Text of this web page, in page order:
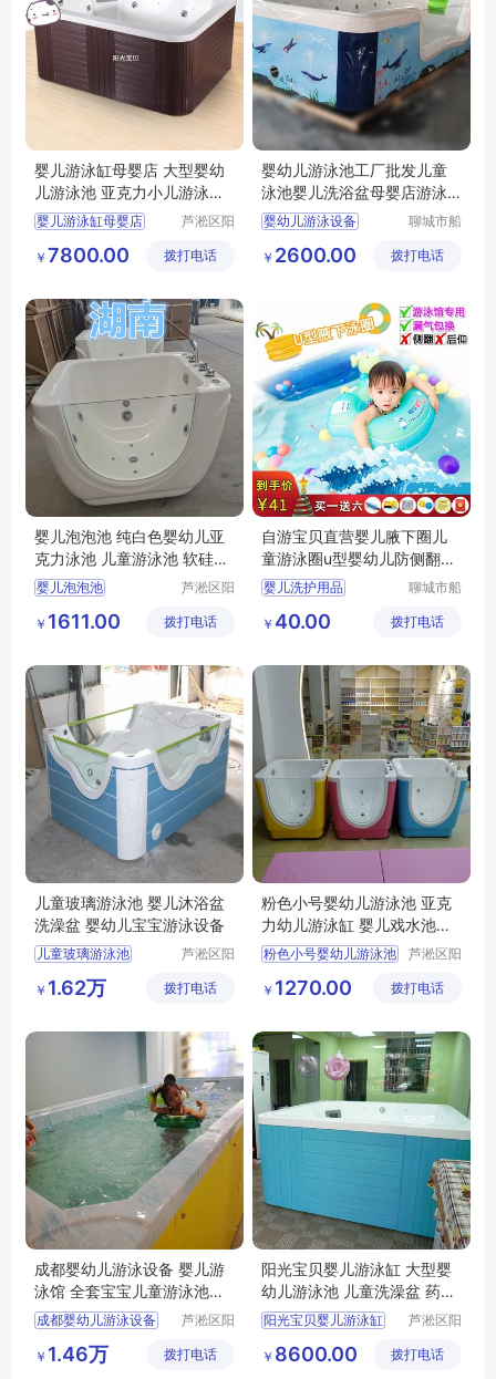
婴儿游泳缸母婴店 大型婴幼
儿游泳池 亚克力小儿游泳浴
缸
婴儿游泳缸母婴店
亚克力小儿游泳浴缸
芦淞区阳
童游泳馆
￥ 7800.00 拨打电话
婴幼儿游泳池工厂批发儿童
泳池婴儿洗浴盆母婴店游泳
设备
婴幼儿游泳设备
儿童游泳池
聊城市船
乐设备有
￥ 2600.00 拨打电话
婴儿泡泡池 纯白色婴幼儿亚
克力泳池 儿童游泳池 软硅胶
澡盆
婴儿泡泡池
儿童游泳池
芦淞区阳
童游泳馆
￥ 1611.00 拨打电话
自游宝贝直营婴儿腋下圈儿
童游泳圈u型婴幼儿防侧翻双
气囊安全圈
婴儿洗护用品
母婴店洗护用品
聊城市船
乐设备有
￥ 40.00 拨打电话
儿童玻璃游泳池 婴儿沐浴盆
洗澡盆 婴幼儿宝宝游泳设备
儿童玻璃游泳池
婴幼儿宝宝游泳设备
芦淞区阳
童游泳馆
￥ 1.62万 拨打电话
粉色小号婴幼儿游泳池 亚克
力幼儿游泳缸 婴儿戏水池商
用
粉色小号婴幼儿游泳池
婴儿戏水池商用
芦淞区阳
童游泳馆
￥ 1270.00 拨打电话
成都婴幼儿游泳设备 婴儿游
泳馆 全套宝宝儿童游泳池价
格
成都婴幼儿游泳设备
全套宝宝儿童游泳池
芦淞区阳
童游泳馆
￥ 1.46万 拨打电话
阳光宝贝婴儿游泳缸 大型婴
幼儿游泳池 儿童洗澡盆 药浴
水疗
阳光宝贝婴儿游泳缸
儿童洗澡盆
芦淞区阳
童游泳馆
￥ 8600.00 拨打电话